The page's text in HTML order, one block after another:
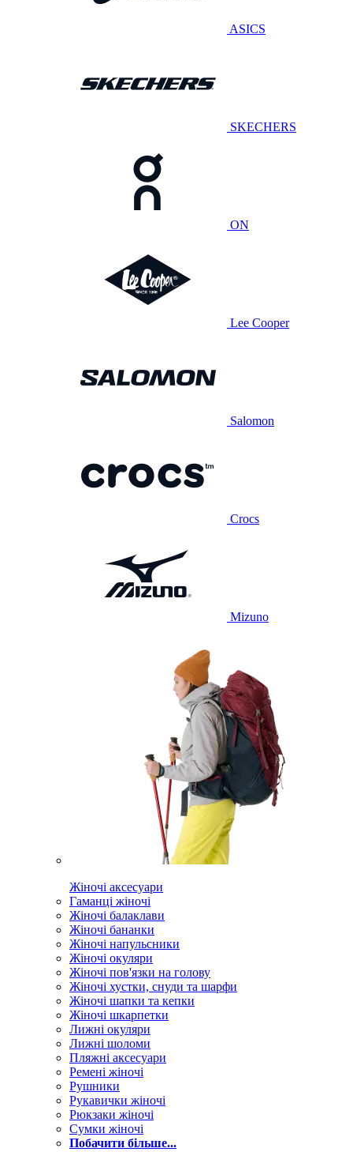
ASICS
SKECHERS
ON
Lee Cooper
Salomon
Crocs
Mizuno
Жіночі аксесуари
Гаманці жіночі
Жіночі балаклави
Жіночі бананки
Жіночі напульсники
Жіночі окуляри
Жіночі пов'язки на голову
Жіночі хустки, снуди та шарфи
Жіночі шапки та кепки
Жіночі шкарпетки
Лижні окуляри
Лижні шоломи
Пляжні аксесуари
Ремені жіночі
Рушники
Рукавички жіночі
Рюкзаки жіночі
Сумки жіночі
Побачити більше...